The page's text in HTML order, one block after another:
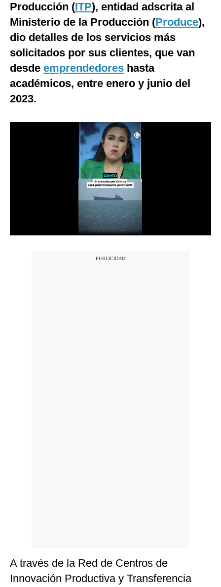
España
Internacional
Club del Suscriptor
Producción (ITP), entidad adscrita al
Ministerio de la Producción (Produce),
dio detalles de los servicios más
solicitados por sus clientes, que van
desde emprendedores hasta
académicos, entre enero y junio del
2023.
A través de la Red de Centros de
Innovación Productiva y Transferencia